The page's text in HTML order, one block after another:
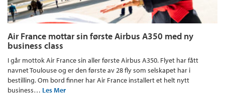
Air France mottar sin første Airbus A350 med ny
business class
I går mottok Air France sin aller første Airbus A350. Flyet har fått
navnet Toulouse og er den første av 28 fly som selskapet har i
bestilling. Om bord finner har Air France installert et helt nytt
business… Les Mer